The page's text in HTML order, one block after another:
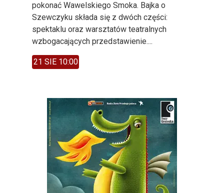
pokonać Wawelskiego Smoka. Bajka o
Szewczyku składa się z dwóch części:
spektaklu oraz warsztatów teatralnych
wzbogacających przedstawienie....
21 SIE 10:00